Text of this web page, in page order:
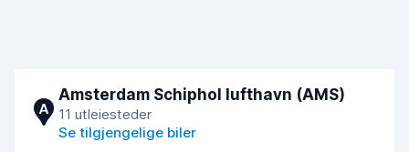
A
Amsterdam Schiphol lufthavn (AMS)
11 utleiesteder
Se tilgjengelige biler